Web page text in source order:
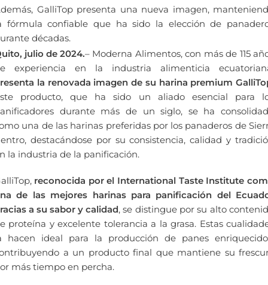
GalliTop presenta una nueva imagen,
fórmula confiable que ha sido la elección de
décadas.
julio de 2024.– Moderna Alimentos, con más de 115
experiencia en la industria alimenticia
la renovada imagen de su harina premium
producto, que ha sido un aliado esencial para
durante más de un siglo, se ha
una de las harinas preferidas por los panaderos de
destacándose por su consistencia, calidad y
la industria de la panificación.
reconocida por el International Taste Institute
de las mejores harinas para panificación del
a su sabor y calidad, se distingue por su alto
proteína y excelente tolerancia a la grasa. Estas
hacen ideal para la producción de panes
a un producto final que mantiene su
más tiempo en percha.